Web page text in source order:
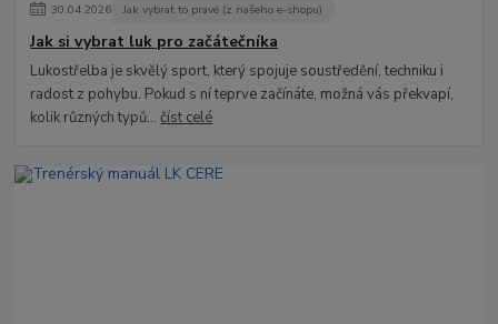
30.04.2026 Jak vybrat to pravé (z našeho e-shopu)
Jak si vybrat luk pro začátečníka
Lukostřelba je skvělý sport, který spojuje soustředění, techniku i
radost z pohybu. Pokud s ní teprve začínáte, možná vás překvapí,
kolik různých typů...číst celé